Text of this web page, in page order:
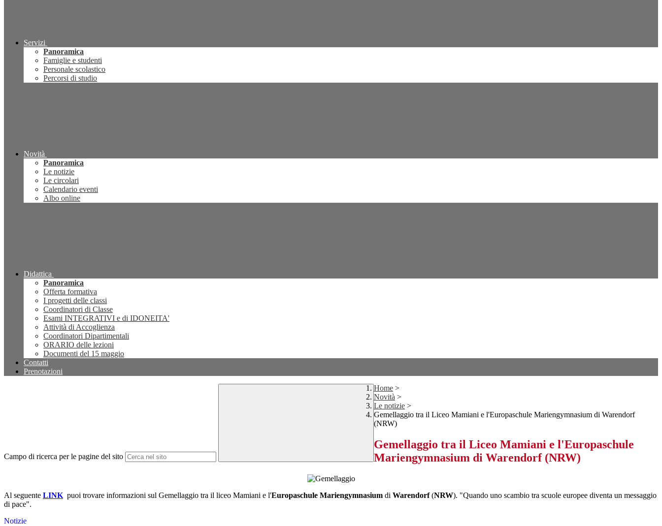
Servizi
Panoramica
Famiglie e studenti
Personale scolastico
Percorsi di studio
Novità
Panoramica
Le notizie
Le circolari
Calendario eventi
Albo online
Didattica
Panoramica
Offerta formativa
I progetti delle classi
Coordinatori di Classe
Esami INTEGRATIVI e di IDONEITA'
Attività di Accoglienza
Coordinatori Dipartimentali
ORARIO delle lezioni
Documenti del 15 maggio
Contatti
Prenotazioni
Campo di ricerca per le pagine del sito
Home >
Novità >
Le notizie >
Gemellaggio tra il Liceo Mamiani e l'Europaschule Mariengymnasium di Warendorf
(NRW)
Gemellaggio tra il Liceo Mamiani e l'Europaschule
Mariengymnasium di Warendorf (NRW)
Al seguente LINK puoi trovare informazioni sul Gemellaggio tra il liceo Mamiani e l'Europaschule Mariengymnasium di Warendorf(NRW). "Quando uno scambio tra scuole europee diventa un messaggio
di pace".
Notizie